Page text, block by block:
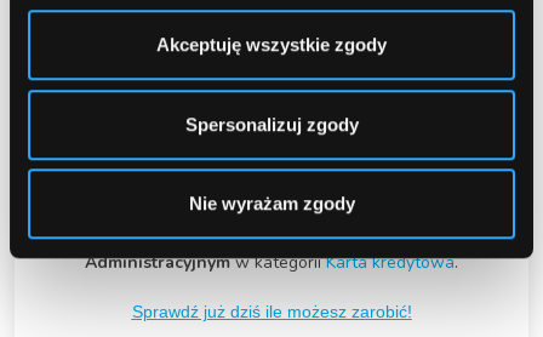
Akceptuję wszystkie zgody
Spersonalizuj zgody
Nie wyrażam zgody
Złap kartę i wbij po zwycięstwo!
Z kartą Cimplicity możesz zyskać nawet 900
0 zł za wydanie i użytkowanie karty
Oferta dla klientów bez Karty Kredytowej.
Ważna do wyczerpania puli 400 umów albo do
Nowy produkt jest już dostępny w TwoimPanelu
Administracyjnymw kategoriiKarta kredytowa.
Sprawdź już dziś ile możesz zarobić!